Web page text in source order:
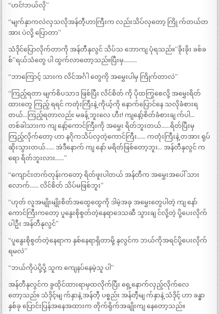
“ဟင်!ဘယ်လို”
“မျက်နှာကလဲလှသလိုအန်တီ့ဟာကြီးက လည်းသိပ်လှတော့ ကြို က်တယ်တ
အား ပဲလို့ ပြောတာ”
သံဒိုင်ပြောလိုက်တာကို အန်တီနုလွင် သိပ်သ ဘောကျ ပုံရသည်။”ခိုးခိုး ခစ်ခ
စ်”ရယ်သံတွေ ပါ ထွက်လာတော့သည်။ပြီးမှ………
“ဘာကြောင့် သားက လိင်အင်္ဂါ တွေကို အမွှေးပါမှ ကြိုက်တာလဲ”
“ကြည့်ရတာ မျက်စိပသာဒ ဖြစ်ပြီး လိင်စိတ် ကို ပိုထကြွစေလို့ အမွှေးရိတ်
ထားတွေ ကြည့် ရရင် ကတုံးကြီးနဲ့ ကိုယ့်ကို နောက်ပြောင်နေ သလိုခံစားရ
တယ်…ကြည့်ရတာလည်း မခန့် ဘူးလေ ဟီး! ကျနော့်စိတ်ခံစားချ က်ပါ…
တစ်ခါသားက ကျ နော့်ကောင်ကြီးကို အမွှေး ရိတ်ဘူးတယ်……ရိတ်ပြီးမှ
ကြည့်လိုက်တော့ ဟာ နဂိုကသိပ်လှတဲ့ကောင်ကြီး…… ကတုံးကြီးနဲ့ တအား ရုပ်
ဆိုးသွားတယ်…… အဲဒီနောက် ကျ နော် မရိတ်ဖြစ်တော့ဘူး… အန်တီနုလွင် က
ရော ရိတ်ဘူးလား……”
“ကျောင်းတက်တုန်းကတော့ ရိတ်ဖူးပါတယ် အန်တီက အမွှေးအပေါ် သား
လောက်…… လိင်စိတ် သိပ်မဖြစ်ဘူး”
“ဟုတ် လူအမျိုးမျိုးစိတ်အထွေထွေကို ဒါမဲ့အခု အမွှေးတွေပါတဲ့ ကျ နော်
ကောင်ကြီးကတော့ ပူနွေးစိုစွတ်တဲ့နေရာဒေသဆီ သွားချ င်လို့တဲ့ ပို့ပေးလိုက်
ပါဦး အန်တီနုလွင်”
“ပူနွေးစိုစွတ်တဲ့နေရာက နှစ်နေရာရှိတာမို့ နုလွင်က ဘယ်ကိုအရင်ပို့ပေးလိုက်
ရမလဲ”
“ဘယ်ကိုပဲပို့ပို့ သူက ကျေနပ်နေမဲ့သူ ပါ”
အန်တီနုလွင်က ခွထိုင်ထားရာမှထလိုက်ပြီး ရှေ့နောက်လှည့်လိုက်လေ
တော့သည်။ သံဒိုင့်မျ က်နှာနဲ့ အန်တီ့ ပစ္စည်း အန်တီ့မျ က်နှာနဲ့ သံဒိုင့် ဟာ ခန္ဓာ
နှစ်ခု ပြောင်းပြန်အနေအထားက တိုက်ရိုက်အချိုးကျ နေတော့သည်။